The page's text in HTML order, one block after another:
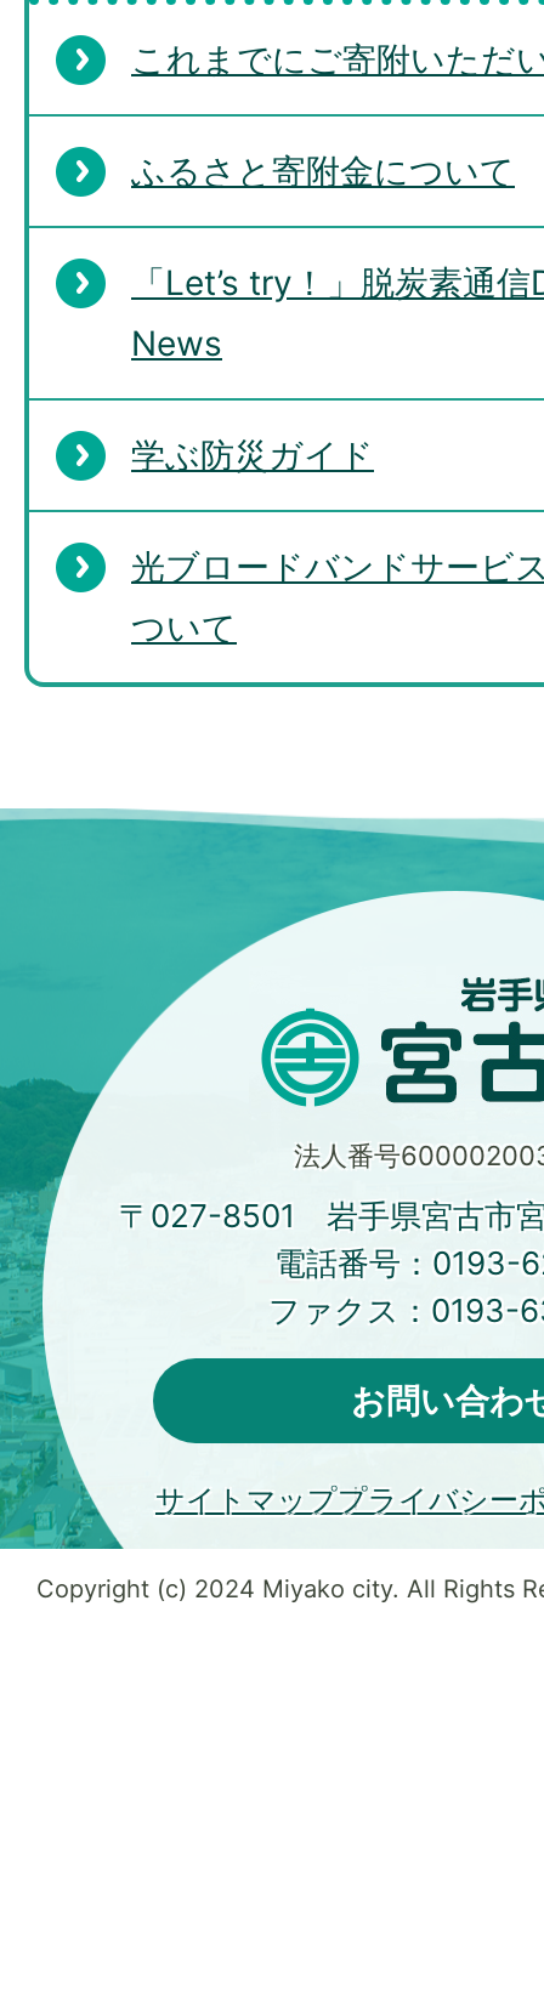
これまでにご寄附いただ
ふるさと寄附金について
「Let’s try！」脱炭素通
News
学ぶ防災ガイド
光ブロードバンドサービ
ついて
法人番号
〒027-8501 岩手県宮古市
電話番号： 0193-
ファクス： 0193-
お問い合わ
サイトマッププライバシー
Copyright (c) 2024 Miyako city. All Rights